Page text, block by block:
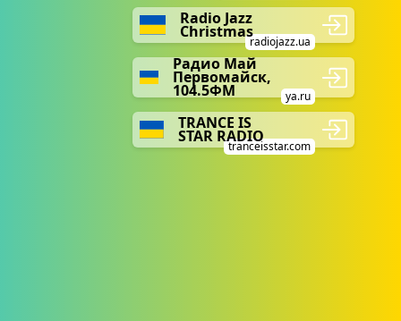
Radio Jazz
Christmas
radiojazz.ua
Радио Май
Первомайск,
104.5ФМ ya.ru
TRANCE IS
STAR RADIO
tranceisstar.com